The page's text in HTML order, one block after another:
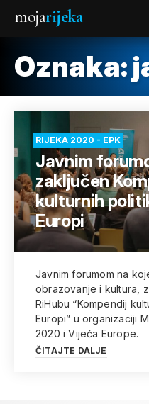
mojarijeka
Oznaka:
RIJEKA 2020 - EPK
Javnim
zaključen
kulturnih
Europi
Javnim forumom na
obrazovanje i kultura,
RiHubu “Kompendij
Europi” u organizaciji
2020 i Vijeća Europe.
ČITAJTE DALJE